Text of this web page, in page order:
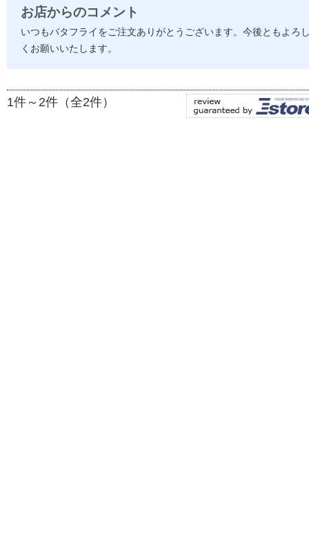
お店からのコメント
いつもバタフライをご注文ありがとうございます。今後ともよろ
くお願いいたします。
1件～2件（全2件）